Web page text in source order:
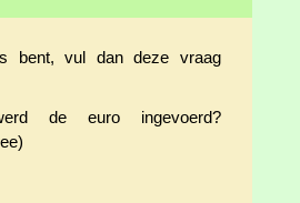
bent, vul dan deze vraag
de euro ingevoerd?